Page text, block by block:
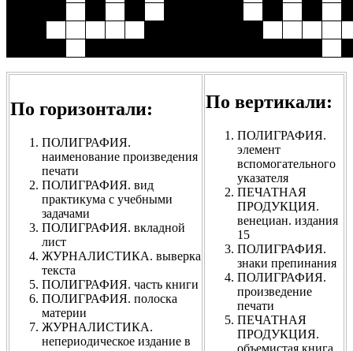
По горизонтали:
ПОЛИГРАФИЯ.
наименование произведения
печати
ПОЛИГРАФИЯ. вид
практикума с учебными
задачами
ПОЛИГРАФИЯ. вкладной
лист
ЖУРНАЛИСТИКА. выверка
текста
ПОЛИГРАФИЯ. часть книги
ПОЛИГРАФИЯ. полоска
материи
ЖУРНАЛИСТИКА.
непериодическое издание в
По вертикали:
ПОЛИГРАФИЯ.
элемент
вспомогательного
указателя
ПЕЧАТНАЯ
ПРОДУКЦИЯ.
венециан. издания
15
ПОЛИГРАФИЯ.
знаки препинания
ПОЛИГРАФИЯ.
произведение
печати
ПЕЧАТНАЯ
ПРОДУКЦИЯ.
объемистая книга